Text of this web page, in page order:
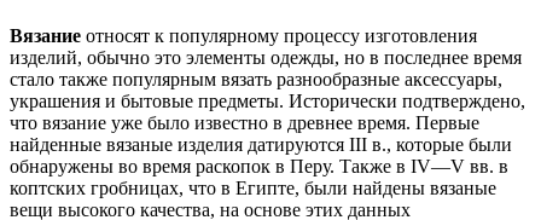
Вязание относят к популярному процессу изготовления
изделий, обычно это элементы одежды, но в последнее время
стало также популярным вязать разнообразные аксессуары,
украшения и бытовые предметы. Исторически подтверждено,
что вязание уже было известно в древнее время. Первые
найденные вязаные изделия датируются III в., которые были
обнаружены во время раскопок в Перу. Также в IV—V вв. в
коптских гробницах, что в Египте, были найдены вязаные
вещи высокого качества, на основе этих данных